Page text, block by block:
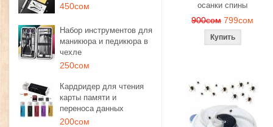
450сом
Набор инструментов для
маникюра и педикюра в
чехле
250сом
Кардридер для чтения
карты памяти и
переноса данных
200сом
осанки спины
900сом 799сом